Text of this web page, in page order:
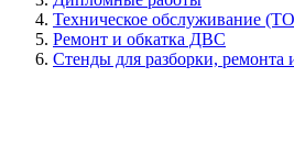
Техническое обслуживание
Ремонт и обкатка ДВС
Стенды для разборки,